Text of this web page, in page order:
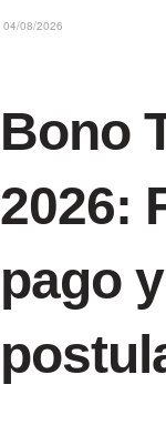
04/08/2026
Bono
2026:
pago